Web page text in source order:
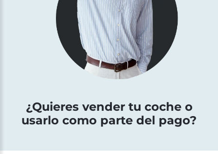
¿Quieres vender tu coche o
usarlo como parte del pago?